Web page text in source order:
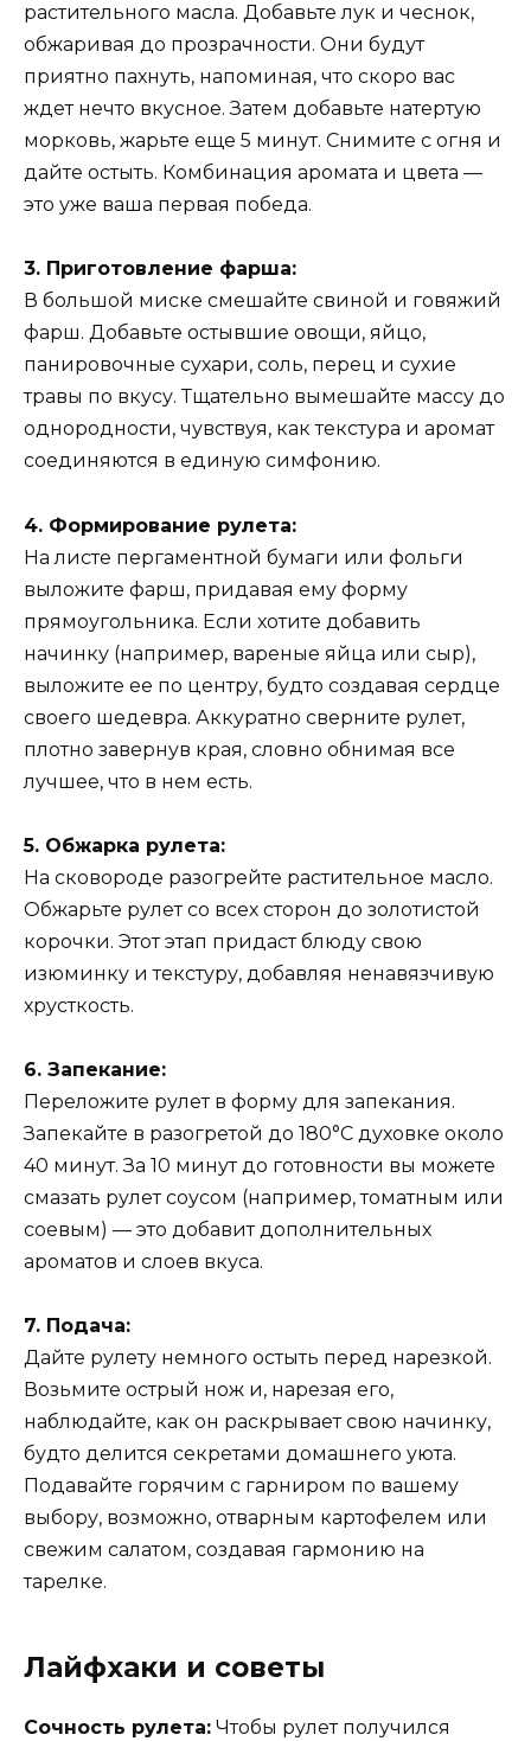
растительного масла. Добавьте лук и чеснок,
обжаривая до прозрачности. Они будут
приятно пахнуть, напоминая, что скоро вас
ждет нечто вкусное. Затем добавьте натертую
морковь, жарьте еще 5 минут. Снимите с огня и
дайте остыть. Комбинация аромата и цвета —
это уже ваша первая победа.
3. Приготовление фарша:
В большой миске смешайте свиной и говяжий
фарш. Добавьте остывшие овощи, яйцо,
панировочные сухари, соль, перец и сухие
травы по вкусу. Тщательно вымешайте массу до
однородности, чувствуя, как текстура и аромат
соединяются в единую симфонию.
4. Формирование рулета:
На листе пергаментной бумаги или фольги
выложите фарш, придавая ему форму
прямоугольника. Если хотите добавить
начинку (например, вареные яйца или сыр),
выложите ее по центру, будто создавая сердце
своего шедевра. Аккуратно сверните рулет,
плотно завернув края, словно обнимая все
лучшее, что в нем есть.
5. Обжарка рулета:
На сковороде разогрейте растительное масло.
Обжарьте рулет со всех сторон до золотистой
корочки. Этот этап придаст блюду свою
изюминку и текстуру, добавляя ненавязчивую
хрусткость.
6. Запекание:
Переложите рулет в форму для запекания.
Запекайте в разогретой до 180°C духовке около
40 минут. За 10 минут до готовности вы можете
смазать рулет соусом (например, томатным или
соевым) — это добавит дополнительных
ароматов и слоев вкуса.
7. Подача:
Дайте рулету немного остыть перед нарезкой.
Возьмите острый нож и, нарезая его,
наблюдайте, как он раскрывает свою начинку,
будто делится секретами домашнего уюта.
Подавайте горячим с гарниром по вашему
выбору, возможно, отварным картофелем или
свежим салатом, создавая гармонию на
тарелке.
Лайфхаки и советы
Сочность рулета: Чтобы рулет получился